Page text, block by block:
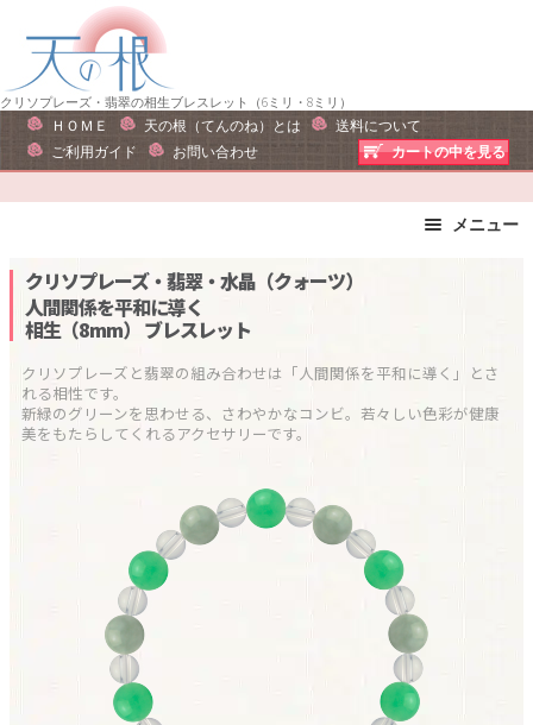
ー
プ
ン
クリソプレーズ・翡翠の相生ブレスレット（6ミリ・8ミリ）
ＨＯＭＥ 天の根（てんのね）とは
送料について
ご利用ガイド
お問い合わせ カートの中を見る
メニュー
ピアス・イヤリング
リング
誕生石で選ぶ
色で選ぶ
干支石で選ぶ
星座石で選ぶ
石の名前で選ぶ
パワーストーン一覧
クリソプレーズ・翡翠・水晶（クォーツ）
人間関係を平和に導く
相生（8mm） ブレスレット
クリソプレーズと翡翠の組み合わせは「人間関係を平和に導く」とさ
れる相性です。
新緑のグリーンを思わせる、さわやかなコンビ。若々しい色彩が健康